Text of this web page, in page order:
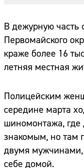
В дежурную часть
Первомайского
краже более 16
летняя местная
Полицейским
середине марта
шиномонтажа, где
знакомым, но там
двумя мужчинами,
себе домой.